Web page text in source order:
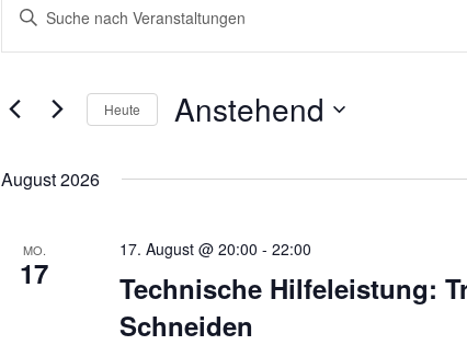
Suche
Ansichten,
Bitte
Schlüsselwort
Veranstaltungen
Schlüsselwort.
Heute Anstehend
August 2026
MO.
17
Technische Hilfeleistung:
Schneiden
17. August @ 20:00 -22:00